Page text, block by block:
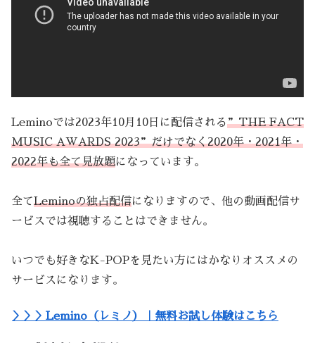
Leminoでは2023年10月10日に配信される”THE FACT
MUSIC AWARDS 2023”だけでなく2020年・2021年・
2022年も全て見放題になっています。
全てLeminoの独占配信になりますので、他の動画配信サ
ービスでは視聴することはできません。
いつでも好きなK-POPを見たい方にはかなりオススメの
サービスになります。
＞＞＞Lemino（レミノ）｜無料お試し体験はこちら